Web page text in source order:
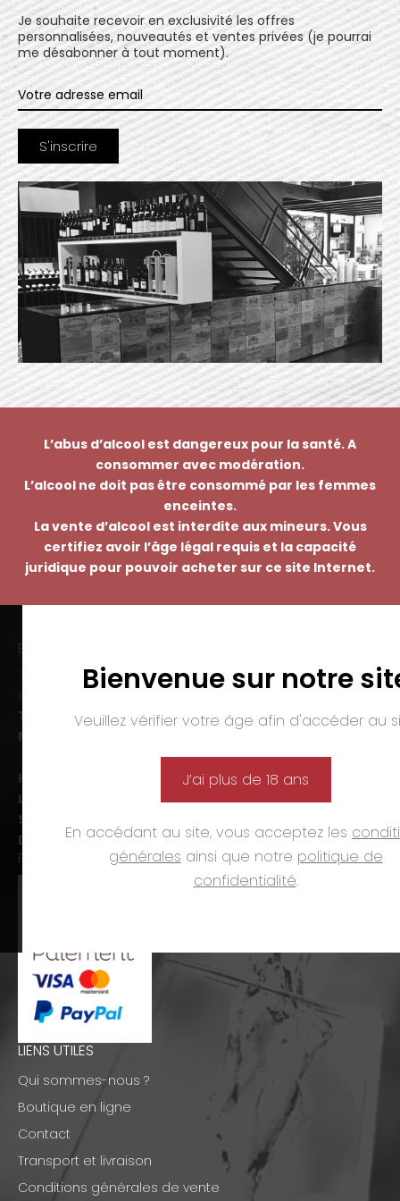
Je souhaite recevoir en exclusivité les offres
personnalisées, nouveautés et ventes privées (je pourrai
me désabonner à tout moment).
L’abus d’alcool est dangereux pour la santé. A
consommer avec modération.
L’alcool ne doit pas être consommé par les femmes
enceintes.
La vente d’alcool est interdite aux mineurs. Vous
certifiez avoir l’âge légal requis et la capacité
juridique pour pouvoir acheter sur ce site Internet.
Bienvenue sur notre
Veuillez vérifier votre âge afin d'accéder au
J’ai plus de 18 ans
En accédant au site, vous acceptez les
générales ainsi que notre politique de
confidentialité.
EMMANUEL NASTI
7 avenue Pierre Pflimlin – ZAC Espale
Tél. :
03 89 46 50 35
Mail :
Horaires d’ouverture :
Lun-ven. :
09h00-12h00 et 14h00-19h00
Sam. :
Dim. et jours fériés :fermé
PAIEMENTS
LIENS UTILES
Qui sommes-nous ?
Boutique en ligne
Contact
Transport et livraison
Conditions générales de vente